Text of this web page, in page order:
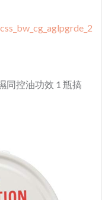
同控油功效 1 瓶搞